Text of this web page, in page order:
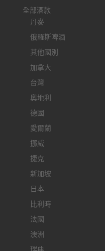
全部酒款
丹麥
俄羅斯啤酒
其他國別
加拿大
台灣
奧地利
德國
愛爾蘭
挪威
捷克
新加坡
日本
比利時
法國
澳洲